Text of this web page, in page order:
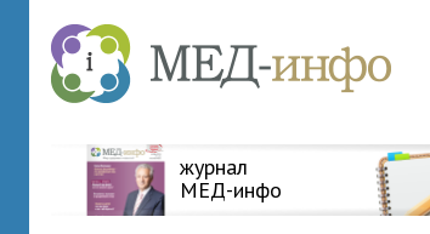
журнал
МЕД-инфо